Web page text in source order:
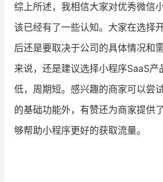
综上所述，我相信大家对优秀微信
该已经有了一些认知。大家在选择
后还是要取决于公司的具体情况和
来说，还是建议选择小程序SaaS产
低，周期短。感兴趣的商家可以尝
的基础功能外，有赞还为商家提供
够帮助小程序更好的获取流量。